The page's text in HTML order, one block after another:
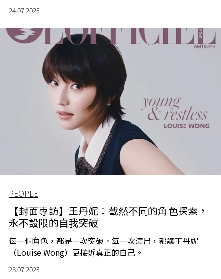
24.07.2026
PEOPLE
【封面專訪】王丹妮：截然不同的角色探索，
永不設限的自我突破
每一個角色，都是一次突破。每一次演出，都讓王丹妮
（Louise Wong）更接近真正的自己。
23.07.2026